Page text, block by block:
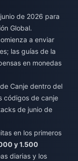
de 2026 para
Global.
a enviar
las guías de la
en monedas
Canje dentro del
códigos de canje
de junio de
en los primeros
y 1.500
diarias y los